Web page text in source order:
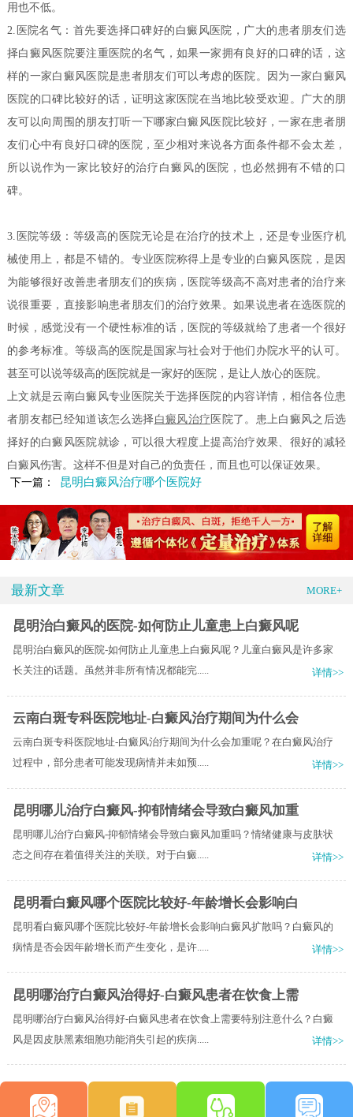
用也不低。
2.医院名气：首先要选择口碑好的白癜风医院，广大的患者朋友们选
择白癜风医院要注重医院的名气，如果一家拥有良好的口碑的话，这
样的一家白癜风医院是患者朋友们可以考虑的医院。因为一家白癜风
医院的口碑比较好的话，证明这家医院在当地比较受欢迎。广大的朋
友可以向周围的朋友打听一下哪家白癜风医院比较好，一家在患者朋
友们心中有良好口碑的医院，至少相对来说各方面条件都不会太差，
所以说作为一家比较好的治疗白癜风的医院，也必然拥有不错的口
碑。
3.医院等级：等级高的医院无论是在治疗的技术上，还是专业医疗机
械使用上，都是不错的。专业医院称得上是专业的白癜风医院，是因
为能够很好改善患者朋友们的疾病，医院等级高不高对患者的治疗来
说很重要，直接影响患者朋友们的治疗效果。如果说患者在选医院的
时候，感觉没有一个硬性标准的话，医院的等级就给了患者一个很好
的参考标准。等级高的医院是国家与社会对于他们办院水平的认可。
甚至可以说等级高的医院就是一家好的医院，是让人放心的医院。
上文就是云南白癜风专业医院关于选择医院的内容详情，相信各位患
者朋友都已经知道该怎么选择 白癜风治疗 医院了。患上白癜风之后选
择好的白癜风医院就诊，可以很大程度上提高治疗效果、很好的减轻
白癜风伤害。这样不但是对自己的负责任，而且也可以保证效果。
下一篇：
昆明白癜风治疗哪个医院好
最新文章 MORE+
昆明治白癜风的医院-如何防止儿童患上白癜风呢
昆明治白癜风的医院-如何防止儿童患上白癜风呢？儿童白癜风是许多家
长关注的话题。虽然并非所有情况都能完.....
详情>>
云南白斑专科医院地址-白癜风治疗期间为什么会
云南白斑专科医院地址-白癜风治疗期间为什么会加重呢？在白癜风治疗
过程中，部分患者可能发现病情并未如预.....
详情>>
昆明哪儿治疗白癜风-抑郁情绪会导致白癜风加重
昆明哪儿治疗白癜风-抑郁情绪会导致白癜风加重吗？情绪健康与皮肤状
态之间存在着值得关注的关联。对于白癜.....
详情>>
昆明看白癜风哪个医院比较好-年龄增长会影响白
昆明看白癜风哪个医院比较好-年龄增长会影响白癜风扩散吗？白癜风的
病情是否会因年龄增长而产生变化，是许.....
详情>>
昆明哪治疗白癜风治得好-白癜风患者在饮食上需
昆明哪治疗白癜风治得好-白癜风患者在饮食上需要特别注意什么？白癜
风是因皮肤黑素细胞功能消失引起的疾病.....
详情>>